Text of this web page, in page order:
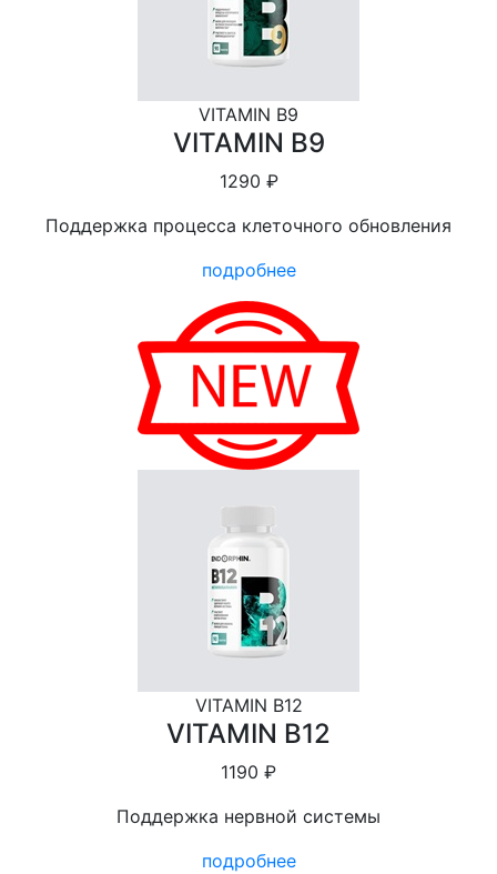
VITAMIN B9
VITAMIN B9
1290 ₽
Поддержка процесса клеточного обновления
подробнее
VITAMIN B12
VITAMIN B12
1190 ₽
Поддержка нервной системы
подробнее